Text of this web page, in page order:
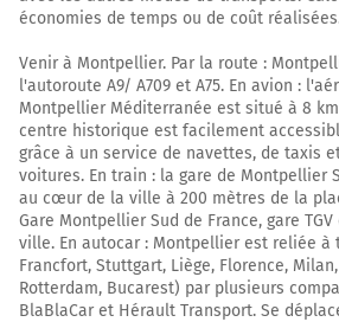
économies de temps ou de coût
Venir à Montpellier. Par la route :
l'autoroute A9/ A709 et A75. En avion :
Montpellier Méditerranée est situé à 8
centre historique est facilement
grâce à un service de navettes, de taxis
voitures. En train : la gare de Montpellier
au cœur de la ville à 200 mètres de la
Gare Montpellier Sud de France, gare
ville. En autocar : Montpellier est reliée à
Francfort, Stuttgart, Liège, Florence,
Rotterdam, Bucarest) par plusieurs
BlaBlaCar et Hérault Transport. Se